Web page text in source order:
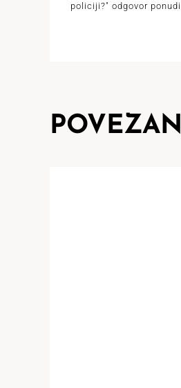
policiji?" odgovor